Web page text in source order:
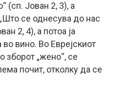
(сп. Јован 2, 3), а
се однесува до нас
2, 4), а потоа ја
вино. Во Еврејскиот
зборот „жено“, се
почит, отколку да се